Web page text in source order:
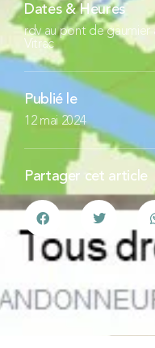
Dates & Heures
rdv au pont de gaumier
Vitrac
Publié le
12 mai 2024
Partager cet article